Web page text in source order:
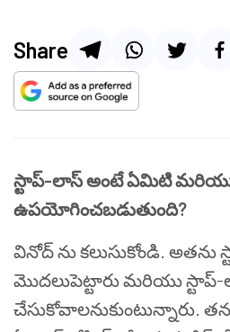
Share
స్టాప్-లాస్ అంటే ఏమిటి
ఉపయోగించబడుతుంది?
వినోద్ ను కలుసుకోండి. అతను
మొదలుపెట్టారు మరియు స్టాప్-
చేసుకోవాలనుకుంటున్నారు.